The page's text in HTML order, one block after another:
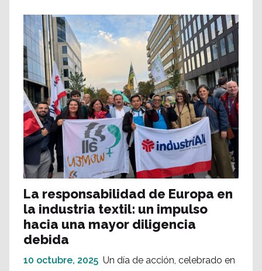
La responsabilidad de Europa en
la industria textil: un impulso
hacia una mayor diligencia
debida
10 octubre, 2025 Un día de acción, celebrado en